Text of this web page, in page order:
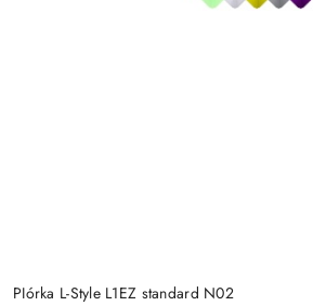
PIórka L-Style L1EZ standard N02